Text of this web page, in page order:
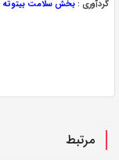
گردآوری :بخش سلامت بیتوته
مرتبط